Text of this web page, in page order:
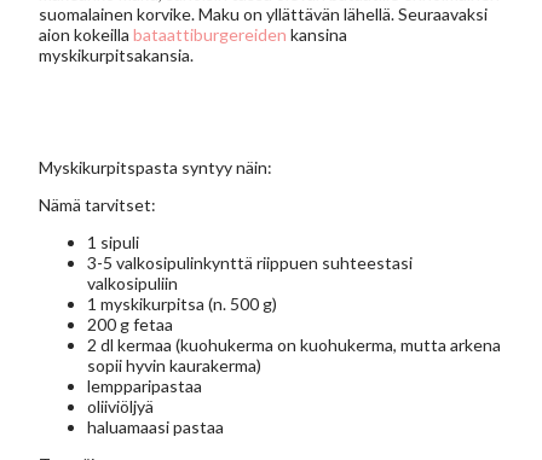
suomalainen korvike. Maku on yllättävän lähellä. Seuraavaksi
aion kokeillabataattiburgereiden kansina
myskikurpitsakansia.
Myskikurpitspasta syntyy näin:
Nämä tarvitset:
1 sipuli
3-5 valkosipulinkynttä riippuen suhteestasi
valkosipuliin
1 myskikurpitsa (n. 500 g)
200 g fetaa
2 dl kermaa (kuohukerma on kuohukerma, mutta arkena
sopii hyvin kaurakerma)
lempparipastaa
oliiviöljyä
haluamaasi pastaa